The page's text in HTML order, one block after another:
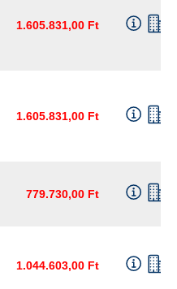
1.605.831,00 Ft
1.605.831,00 Ft
779.730,00 Ft
1.044.603,00 Ft